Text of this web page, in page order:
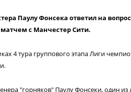
Паулу Фонсека ответил на
с Манчестер Сити.
4 тура группового этапа Лиги
"горняков" Паулу Фонсеки, один